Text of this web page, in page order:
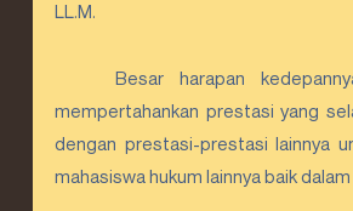
LL.M.
mempertahankan prestasi yang
dengan prestasi-prestasi lainnya
mahasiswa hukum lainnya baik